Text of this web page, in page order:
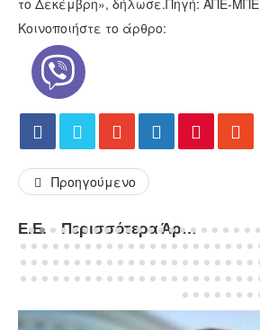
Κοινοποιήστε το άρθρο:
Προηγούμενο
Ε.Ε. - Περισσότερα Άρθρα...